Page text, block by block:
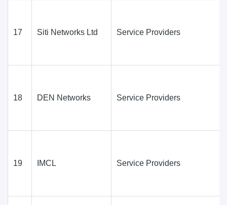
17 Siti Networks Ltd Service Providers
18 DEN Networks Service Providers
19 IMCL Service Providers